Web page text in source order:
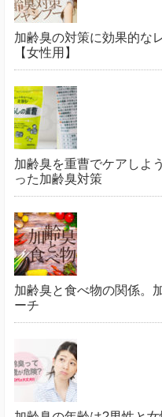
加齢臭の対策に効果的な
【女性用】
加齢臭を重曹でケアしよ
った加齢臭対策
加齢臭と食べ物の関係。
ーチ